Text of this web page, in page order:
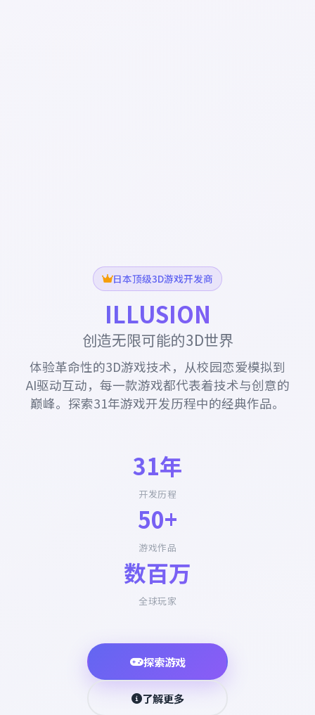
日本顶级3D游戏开发商
ILLUSION
创造无限可能的3D世界
体验革命性的3D游戏技术，从校园恋爱模拟到
AI驱动互动，每一款游戏都代表着技术与创意的
巅峰。探索31年游戏开发历程中的经典作品。
31年
开发历程
50+
游戏作品
数百万
全球玩家
探索游戏
了解更多